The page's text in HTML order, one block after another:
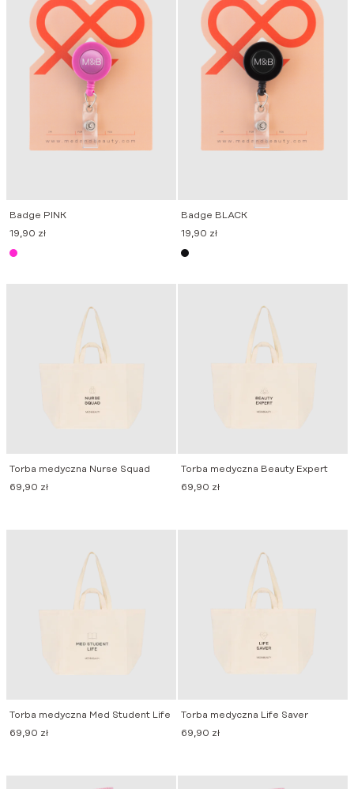
Badge PINK
19,90 zł
Badge BLACK
19,90 zł
Torba medyczna Nurse Squad
69,90 zł
Torba medyczna Beauty Expert
69,90 zł
Torba medyczna Med Student Life
69,90 zł
Torba medyczna Life Saver
69,90 zł